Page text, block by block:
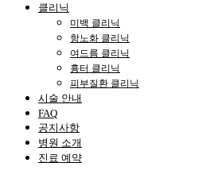
클리닉
미백 클리닉
항노화 클리닉
여드름 클리닉
흉터 클리닉
피부질환 클리닉
시술 안내
FAQ
공지사항
병원 소개
진료 예약